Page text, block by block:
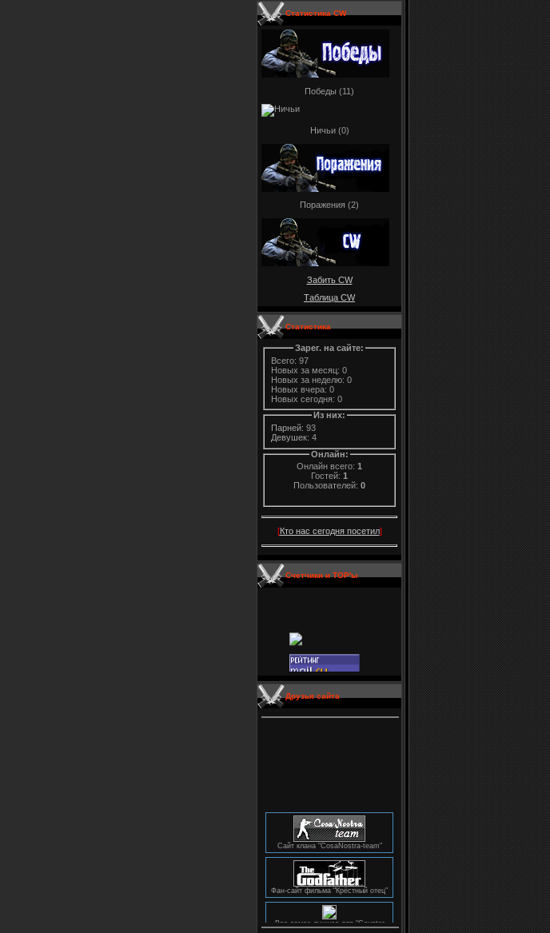
Статистика CW
Победы (11)
Ничьи (0)
Поражения (2)
Забить CW
Таблица CW
Статистика
Зарег. на сайте:
Новых сегодня: 0
Из них:
Парней: 93
Девушек: 4
Онлайн:
Онлайн всего: 1
Гостей: 1
Пользователей: 0
[Кто нас сегодня посетил]
Счетчики и TOP'ы
Друзья сайта
Сайт клана "CosaNostra-team"
Фан-сайт фильма "Крёстный отец"
Все самое лучшее для "Counter
Strike"